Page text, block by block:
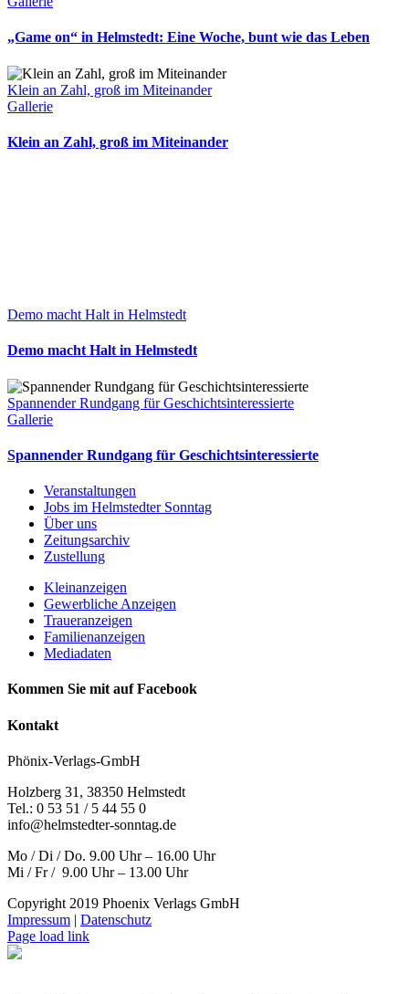
„Game on“ in Helmstedt: Eine Woche, bunt wie das Leben
Klein an Zahl, groß im Miteinander
Gallerie
Klein an Zahl, groß im Miteinander
Demo macht Halt in Helmstedt
Demo macht Halt in Helmstedt
Spannender Rundgang für Geschichtsinteressierte
Gallerie
Spannender Rundgang für Geschichtsinteressierte
Veranstaltungen
Jobs im Helmstedter Sonntag
Über uns
Zeitungsarchiv
Zustellung
Kleinanzeigen
Gewerbliche Anzeigen
Traueranzeigen
Familienanzeigen
Mediadaten
Kommen Sie mit auf Facebook
Kontakt
Phönix-Verlags-GmbH
Holzberg 31, 38350 Helmstedt
Tel.: 0 53 51 / 5 44 55 0
info@helmstedter-sonntag.de
Mo / Di / Do. 9.00 Uhr – 16.00 Uhr
Mi / Fr / 9.00 Uhr – 13.00 Uhr
Copyright 2019 Phoenix Verlags GmbH
Impressum | Datenschutz
Page load link